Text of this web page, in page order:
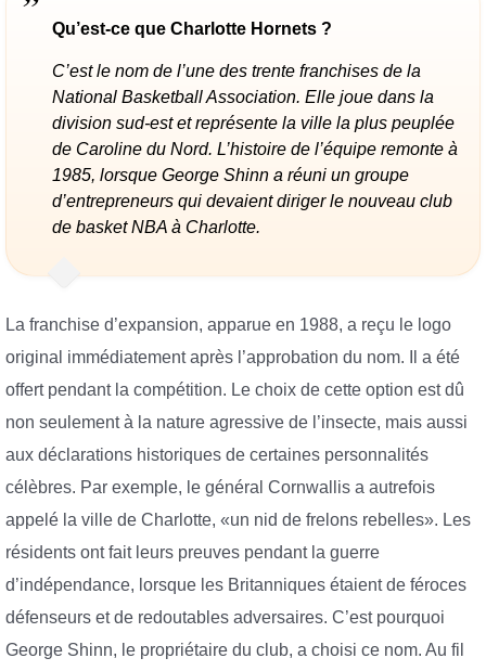
Qu’est-ce que Charlotte Hornets ?
C’est le nom de l’une des trente franchises de la
National Basketball Association. Elle joue dans la
division sud-est et représente la ville la plus peuplée
de Caroline du Nord. L’histoire de l’équipe remonte à
1985, lorsque George Shinn a réuni un groupe
d’entrepreneurs qui devaient diriger le nouveau club
de basket NBA à Charlotte.
La franchise d’expansion, apparue en 1988, a reçu le logo
original immédiatement après l’approbation du nom. Il a été
offert pendant la compétition. Le choix de cette option est dû
non seulement à la nature agressive de l’insecte, mais aussi
aux déclarations historiques de certaines personnalités
célèbres. Par exemple, le général Cornwallis a autrefois
appelé la ville de Charlotte, «un nid de frelons rebelles». Les
résidents ont fait leurs preuves pendant la guerre
d’indépendance, lorsque les Britanniques étaient de féroces
défenseurs et de redoutables adversaires. C’est pourquoi
George Shinn, le propriétaire du club, a choisi ce nom. Au fil